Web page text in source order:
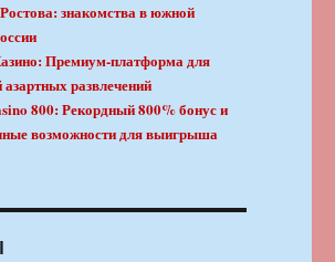
знакомства в южной
Премиум-платформа для
азартных развлечений
800: Рекордный 800% бонус и
возможности для выигрыша